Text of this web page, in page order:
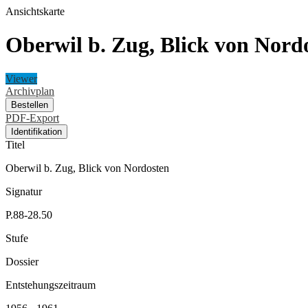
Ansichtskarte
Oberwil b. Zug, Blick von
Viewer
Archivplan
Bestellen
PDF-Export
Identifikation
Titel
Oberwil b. Zug, Blick von Nordosten
Signatur
P.88-28.50
Stufe
Dossier
Entstehungszeitraum